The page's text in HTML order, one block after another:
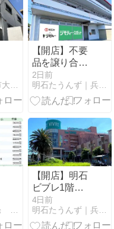
大好きな明石市大久保 大久保駅周辺のちょっとした情報
【開店】不要
品を譲り合え
るリユース拠
点「ジモティ
ースポット」
にオープン
2日前
明石たうんず｜兵庫県明石市ローカル情報を毎日配信
クマが出たぞぉ シーズン２
【開店】明石
ビブレ1階に
青果店「八百
太商店 大久保
店」が8月20
4日前
明石たうんず｜兵庫県明石市ローカル情報を毎日配信